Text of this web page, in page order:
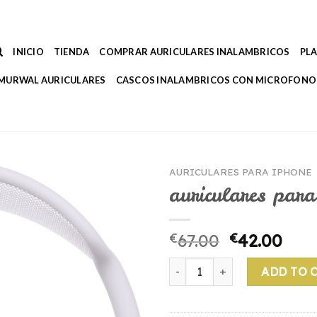
INICIO TIENDA COMPRAR AURICULARES INALAMBRICOS
AURICULARES CASCOS INALAMBRICOS CON MICROFONO
AURICULARES PARA IPHONE
auriculares
€67.00 €42.00
auriculares para iphone
ADD TO